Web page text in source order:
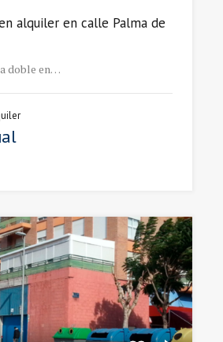
alquiler en calle Palma de
doble en…